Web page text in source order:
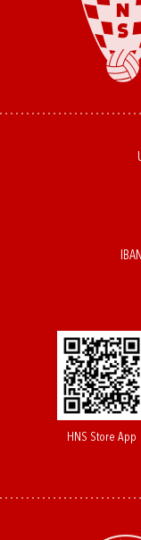
HNS Store App